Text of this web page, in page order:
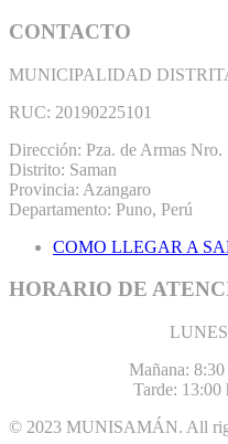
CONTACTO
MUNICIPALIDAD
RUC: 20190225101
Dirección: Pza. de Armas Nro.
Distrito: Saman
Provincia: Azangaro
Departamento: Puno, Perú
COMO LLEGAR A
HORARIO DE
Mañana:
Tarde: 13:00
© 2023 MUNISAMÁN. All